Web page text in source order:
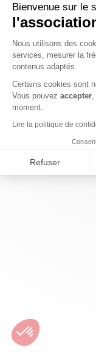
Bienvenue sur le
Nous utilisons des
services, mesurer la
contenus adaptés.
Certains cookies sont
Vous pouvez accepter
moment.
Lire la politique de
Refuser